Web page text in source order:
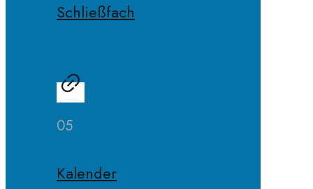
Schließfach
05
Kalender